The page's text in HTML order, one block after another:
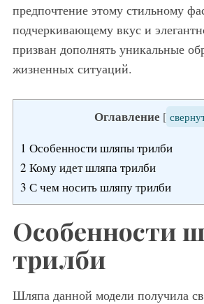
предпочтение этому стильному
подчеркивающему вкус и
призван дополнять уникальные
жизненных ситуаций.
Оглавление [
1 Особенности шляпы трилби
2 Кому идет шляпа трилби
3 С чем носить шляпу трилби
Особенности
трилби
Шляпа данной модели получила